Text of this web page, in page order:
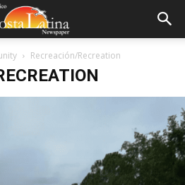
Recreación/Recreation